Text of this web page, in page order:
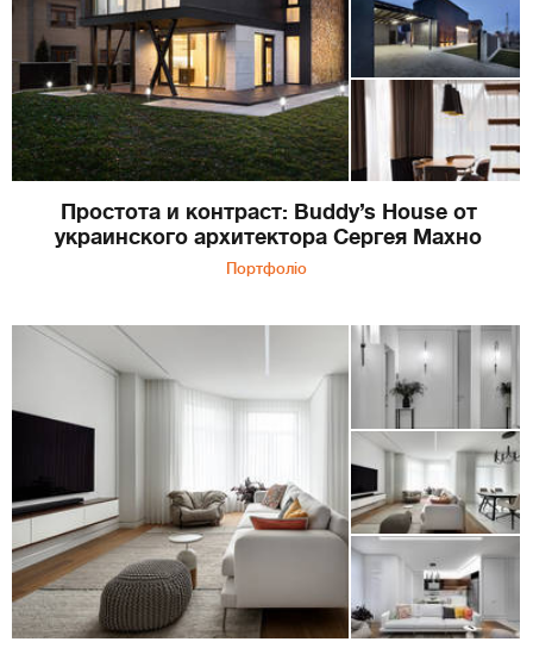
Простота и контраст: Buddy’s House от
украинского архитектора Сергея Махно
Портфоліо